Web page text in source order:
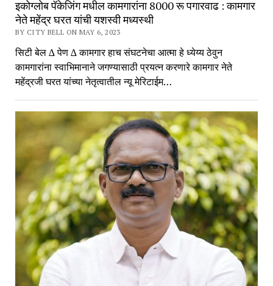
इकोग्लोब पॅकेजिंग मधील कामगारांना 8000 रू पगारवाढ : कामगार
नेते महेंद्र घरत यांची यशस्वी मध्यस्थी
BY CITY BELL ON MAY 6, 2023
सिटी बेल ∆ पेण ∆ कामगार हाच संघटनेचा आत्मा हे ध्येय्य ठेवुन
कामगारांना स्वाभिमानाने जगण्यासाठी प्रयत्न करणारे कामगार नेते
महेंद्रजी घरत यांच्या नेतृत्वातील न्यू मेरिटाईम…